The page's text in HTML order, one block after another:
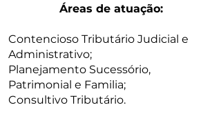
Áreas de atuação:
Contencioso Tributário Judicial e
Administrativo;
Planejamento Sucessório,
Patrimonial e Familia;
Consultivo Tributário.